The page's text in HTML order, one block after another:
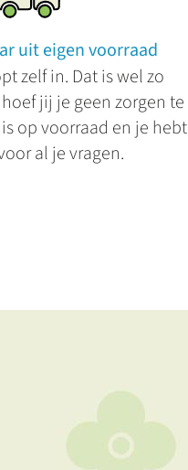
uit eigen voorraad
zelf in. Dat is wel zo
jij je geen zorgen te
op voorraad en je hebt
al je vragen.